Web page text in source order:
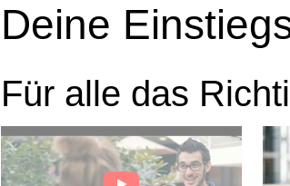
Deine
Für alle das